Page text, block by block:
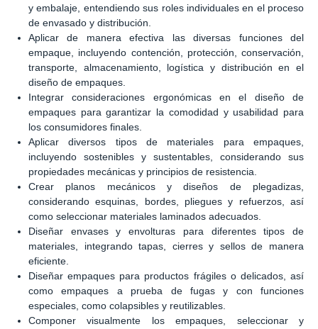
y embalaje, entendiendo sus roles individuales en el proceso
de envasado y distribución.
Aplicar de manera efectiva las diversas funciones del
empaque, incluyendo contención, protección, conservación,
transporte, almacenamiento, logística y distribución en el
diseño de empaques.
Integrar consideraciones ergonómicas en el diseño de
empaques para garantizar la comodidad y usabilidad para
los consumidores finales.
Aplicar diversos tipos de materiales para empaques,
incluyendo sostenibles y sustentables, considerando sus
propiedades mecánicas y principios de resistencia.
Crear planos mecánicos y diseños de plegadizas,
considerando esquinas, bordes, pliegues y refuerzos, así
como seleccionar materiales laminados adecuados.
Diseñar envases y envolturas para diferentes tipos de
materiales, integrando tapas, cierres y sellos de manera
eficiente.
Diseñar empaques para productos frágiles o delicados, así
como empaques a prueba de fugas y con funciones
especiales, como colapsibles y reutilizables.
Componer visualmente los empaques, seleccionar y